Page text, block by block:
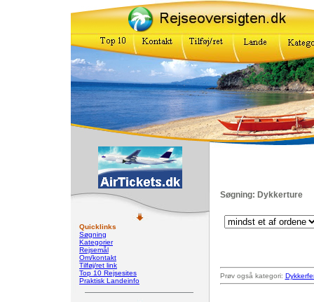
Quicklinks
Søgning
Kategorier
Rejsemål
Om/kontakt
Tilføj/ret link
Top 10 Rejsesites
Praktisk Landeinfo
Søgning: Dykkerture
Prøv også kategori: